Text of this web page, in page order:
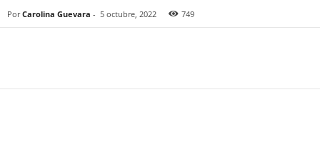
Por Carolina Guevara - 5 octubre, 2022 749